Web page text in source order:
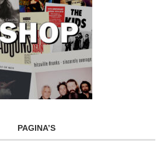
PAGINA’S